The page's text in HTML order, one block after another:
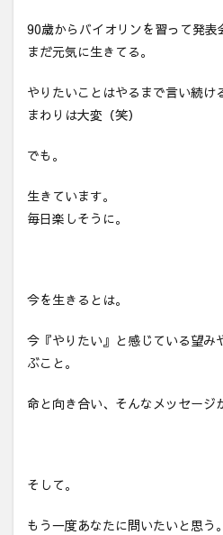
90歳からバイオリンを習って発表
まだ元気に生きてる。
やりたいことはやるまで言い続け
まわりは大変（笑）
でも。
生きています。
毎日楽しそうに。
今を生きるとは。
今『やりたい』と感じている望み
ぶこと。
命と向き合い、そんなメッセージ
そして。
もう一度あなたに問いたいと思う。